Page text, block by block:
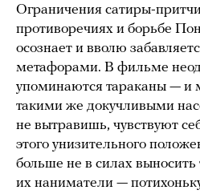
Ограничения сатиры-
противоречиях и борьбе
осознает и вволю
метафорами. В фильме
упоминаются тараканы — и
такими же докучливыми
не вытравишь, чувствуют
этого унизительного
больше не в силах выносить
их наниматели —